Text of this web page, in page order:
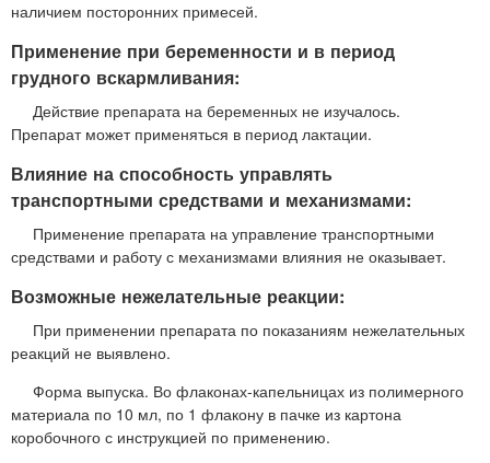
наличием посторонних примесей.
Применение при беременности и в период
грудного вскармливания:
Действие препарата на беременных не изучалось.
Препарат может применяться в период лактации.
Влияние на способность управлять
транспортными средствами и механизмами:
Применение препарата на управление транспортными
средствами и работу с механизмами влияния не оказывает.
Возможные нежелательные реакции:
При применении препарата по показаниям нежелательных
реакций не выявлено.
Форма выпуска. Во флаконах-капельницах из полимерного
материала по 10 мл, по 1 флакону в пачке из картона
коробочного с инструкцией по применению.